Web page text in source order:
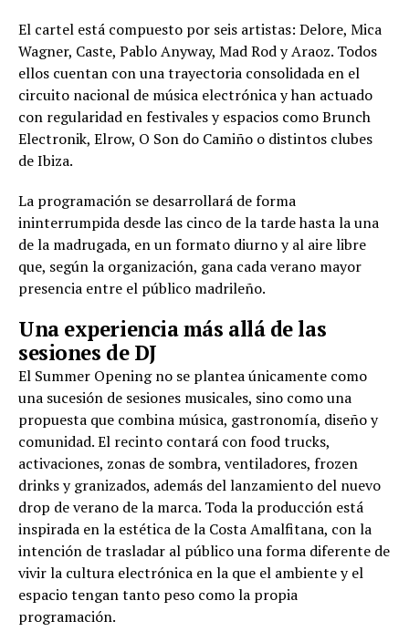
El cartel está compuesto por seis artistas: Delore, Mica
Wagner, Caste, Pablo Anyway, Mad Rod y Araoz. Todos
ellos cuentan con una trayectoria consolidada en el
circuito nacional de música electrónica y han actuado
con regularidad en festivales y espacios como Brunch
Electronik, Elrow, O Son do Camiño o distintos clubes
de Ibiza.
La programación se desarrollará de forma
ininterrumpida desde las cinco de la tarde hasta la una
de la madrugada, en un formato diurno y al aire libre
que, según la organización, gana cada verano mayor
presencia entre el público madrileño.
Una experiencia más allá de las
sesiones de DJ
El Summer Opening no se plantea únicamente como
una sucesión de sesiones musicales, sino como una
propuesta que combina música, gastronomía, diseño y
comunidad. El recinto contará con food trucks,
activaciones, zonas de sombra, ventiladores, frozen
drinks y granizados, además del lanzamiento del nuevo
drop de verano de la marca. Toda la producción está
inspirada en la estética de la Costa Amalfitana, con la
intención de trasladar al público una forma diferente de
vivir la cultura electrónica en la que el ambiente y el
espacio tengan tanto peso como la propia
programación.